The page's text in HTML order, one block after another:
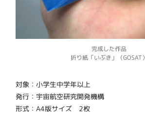
完成した作品
折り紙「いぶき」（GOSAT）
対象：小学生中学年以上
発行：宇宙航空研究開発機構
形式：A4版サイズ 2枚